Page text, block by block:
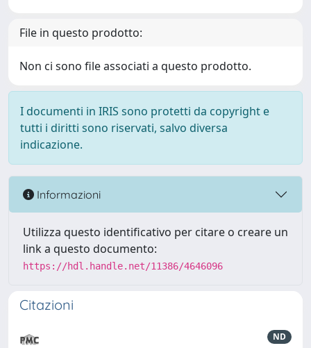
File in questo prodotto:
Non ci sono file associati a questo prodotto.
I documenti in IRIS sono protetti da copyright e
tutti i diritti sono riservati, salvo diversa
indicazione.
Informazioni
Utilizza questo identificativo per citare o creare un
link a questo documento:
https://hdl.handle.net/11386/4646096
Citazioni
ND